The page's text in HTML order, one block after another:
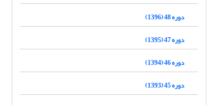
دوره 48 (1396)
دوره 47 (1395)
دوره 46 (1394)
دوره 45 (1393)